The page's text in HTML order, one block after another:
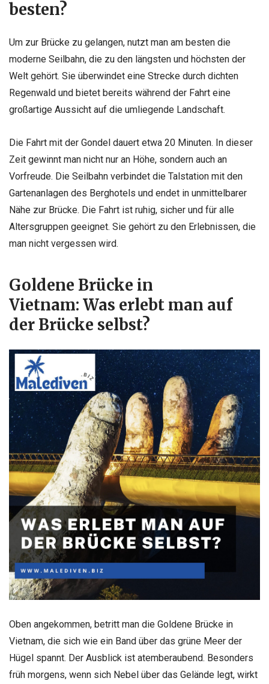
besten?
Um zur Brücke zu gelangen, nutzt man am besten die
moderne Seilbahn, die zu den längsten und höchsten der
Welt gehört. Sie überwindet eine Strecke durch dichten
Regenwald und bietet bereits während der Fahrt eine
großartige Aussicht auf die umliegende Landschaft.
Die Fahrt mit der Gondel dauert etwa 20 Minuten. In dieser
Zeit gewinnt man nicht nur an Höhe, sondern auch an
Vorfreude. Die Seilbahn verbindet die Talstation mit den
Gartenanlagen des Berghotels und endet in unmittelbarer
Nähe zur Brücke. Die Fahrt ist ruhig, sicher und für alle
Altersgruppen geeignet. Sie gehört zu den Erlebnissen, die
man nicht vergessen wird.
Goldene Brücke in
Vietnam: Was erlebt man auf
der Brücke selbst?
Oben angekommen, betritt man die Goldene Brücke in
Vietnam, die sich wie ein Band über das grüne Meer der
Hügel spannt. Der Ausblick ist atemberaubend. Besonders
früh morgens, wenn sich Nebel über das Gelände legt, wirkt